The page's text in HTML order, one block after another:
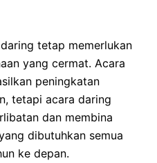
tetap memerlukan
yang cermat. Acara
peningkatan
tetapi acara daring
dan membina
dibutuhkan semua
ke depan.